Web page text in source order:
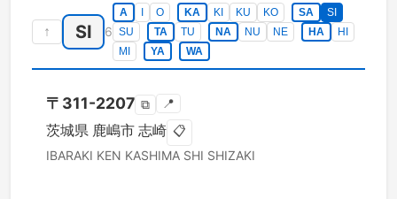
↑ SI 6
A O KA KI KU KO SA
SI
SU
TA TU NA NU NE HA
HI
MI
YA WA
〒 311-2207 ⧉ 📍
茨城県 鹿嶋市 志崎 📋
IBARAKI KEN KASHIMA SHI SHIZAKI